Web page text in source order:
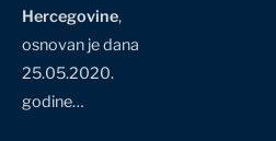
Hercegovine,
osnovan je dana
25.05.2020.
godine…